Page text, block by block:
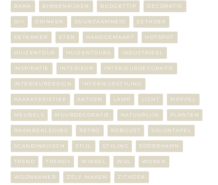
BANK BINNENKIJKEN BUDGETTIP DECORATIE
DIY DRINKEN DUURZAAMHEID EETHOEK
EETKAMER ETEN HANDGEMAAKT HOTSPOT
HUIZENTOUR HUIZENTOURS INDUSTRIEEL
INSPIRATIE INTERIEUR INTERIEURDECORATIE
INTERIEURDESIGN INTERIEURSTYLING
KARAKTERISTIEK KATOEN LAMP LICHT MEPPEL
MEUBELS MUURDECORATIE NATUURLIJK PLANTEN
RAAMBEKLEDING RETRO ROBUUST SALONTAFEL
SCANDINAVISCH STIJL STYLING SÖDERHAMN
TREND TRENDY WINKEL WOL WONEN
WOONKAMER ZELF MAKEN ZITHOEK